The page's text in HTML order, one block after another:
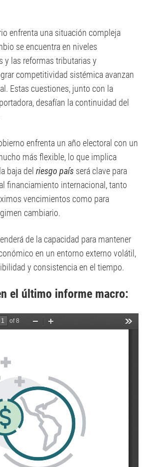
enfrenta una situación compleja
se encuentra en niveles
y las reformas tributarias y
competitividad sistémica avanzan
Estas cuestiones, junto con la
desafían la continuidad del
enfrenta un año electoral con un
más flexible, lo que implica
baja del riesgo país será clave para
financiamiento internacional, tanto
vencimientos como para
cambiario.
de la capacidad para mantener
en un entorno externo volátil,
y consistencia en el tiempo.
el último informe macro: